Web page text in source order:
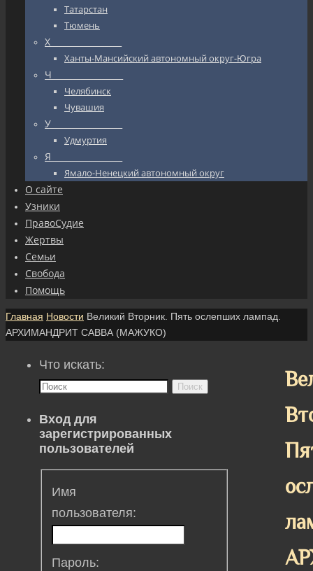
Татарстан
Тюмень
Х_________________
Ханты-Мансийский автономный округ-Югра
Ч_________________
Челябинск
Чувашия
У_________________
Удмуртия
Я_________________
Ямало-Ненецкий автономный округ
О сайте
Узники
ПравоСудие
Жертвы
Семьи
Свобода
Помощь
Главная Новости Великий Вторник. Пять ослепших лампад.
АРХИМАНДРИТ САВВА (МАЖУКО)
Что искать:
Поиск
Вход для
зарегистрированных
пользователей
Имя
пользователя:
Пароль: